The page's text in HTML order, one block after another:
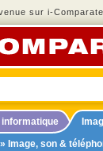
sur i-
informatique
» Image, son &